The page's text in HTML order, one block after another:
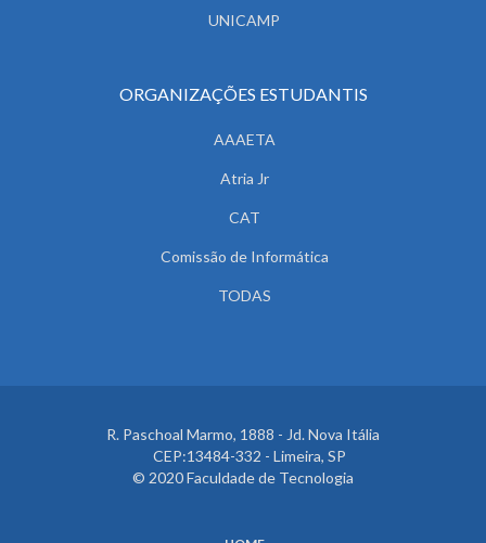
UNICAMP
ORGANIZAÇÕES ESTUDANTIS
AAAETA
Atria Jr
CAT
Comissão de Informática
TODAS
R. Paschoal Marmo, 1888 - Jd. Nova Itália
CEP:13484-332 - Limeira, SP
© 2020 Faculdade de Tecnologia